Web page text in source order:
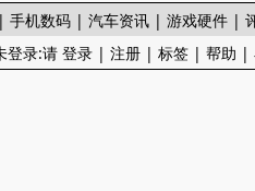
| 手机数码 | 汽车资讯 | 游戏硬件 |
登录:请 登录 | 注册 | 标签 | 帮助 |